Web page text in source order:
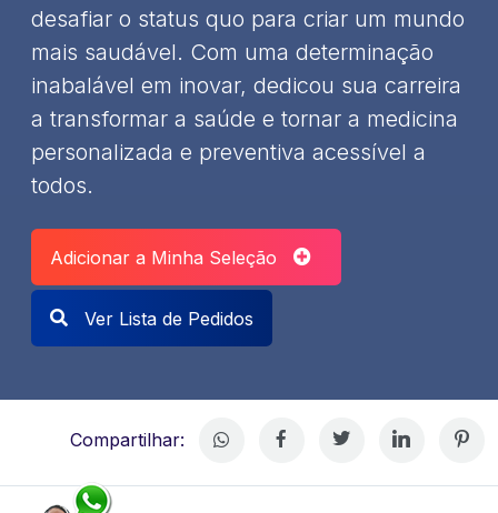
desafiar o status quo para criar um mundo
mais saudável. Com uma determinação
inabalável em inovar, dedicou sua carreira
a transformar a saúde e tornar a medicina
personalizada e preventiva acessível a
todos.
Adicionar a Minha Seleção
Ver Lista de Pedidos
Compartilhar: